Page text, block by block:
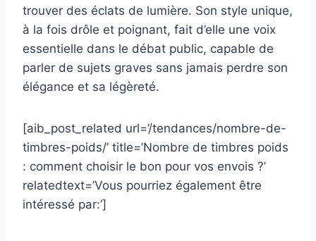
trouver des éclats de lumière. Son style unique,
à la fois drôle et poignant, fait d’elle une voix
essentielle dans le débat public, capable de
parler de sujets graves sans jamais perdre son
élégance et sa légèreté.
[aib_post_related url=’/tendances/nombre-de-
timbres-poids/’ title=’Nombre de timbres poids
: comment choisir le bon pour vos envois ?’
relatedtext=’Vous pourriez également être
intéressé par:’]